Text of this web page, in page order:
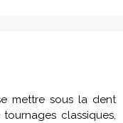
mettre sous la dent
classiques,